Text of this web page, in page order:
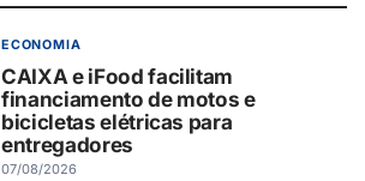
ECONOMIA
CAIXA e iFood facilitam
financiamento de motos e
bicicletas elétricas para
entregadores
07/08/2026